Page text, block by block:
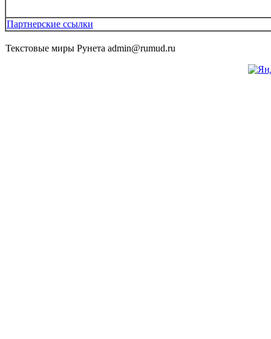
Партнерские ссылки
Текстовые миры Рунета admin@rumud.ru